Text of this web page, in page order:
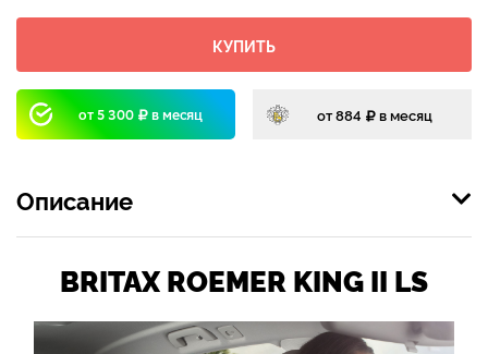
КУПИТЬ
от5 300 в месяц от884 в месяц
Описание
BRITAX ROEMER KING II LS